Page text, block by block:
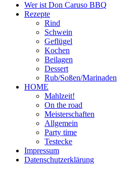
Wer ist Don Caruso BBQ
Rezepte
Rind
Schwein
Geflügel
Kochen
Beilagen
Dessert
Rub/Soßen/Marinaden
HOME
Mahlzeit!
On the road
Meisterschaften
Allgemein
Party time
Testecke
Impressum
Datenschutzerklärung